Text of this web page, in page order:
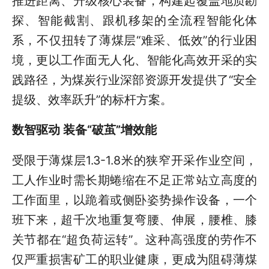
探、智能截割、跟机移架的全流程智能化体
系，不仅扭转了薄煤层“难采、低效”的行业困
境，更以工作面无人化、智能化高效开采的实
践路径，为煤炭行业深部资源开发提供了“安全
提级、效率跃升”的标杆方案。
数智驱动 装备“破茧”增效能
受限于薄煤层1.3-1.8米的狭窄开采作业空间，
工人作业时需长期蜷缩在不足正常站立高度的
工作面里，以跪着或侧卧姿势操作设备，一个
班下来，超千次地重复弯腰、伸展，腰椎、膝
关节都在“超负荷运转”。这种高强度的劳作不
仅严重损害矿工的职业健康，更成为阻碍薄煤